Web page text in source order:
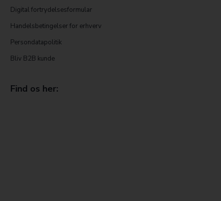
Digital fortrydelsesformular
Handelsbetingelser for erhverv
Persondatapolitik
Bliv B2B kunde
Find os her: